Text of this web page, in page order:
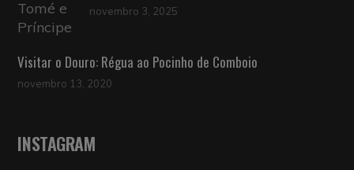
novembro 3, 2025
Visitar o Douro: Régua ao Pocinho de Comboio
novembro 13, 2020
INSTAGRAM